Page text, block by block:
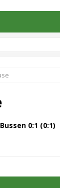
0:1 (0:1)